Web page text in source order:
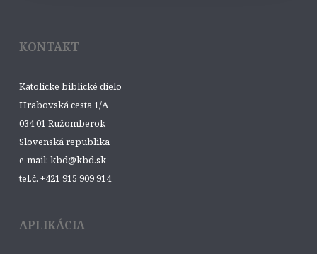
KONTAKT
Katolícke biblické dielo
Hrabovská cesta 1/A
034 01 Ružomberok
Slovenská republika
e-mail: kbd@kbd.sk
tel.č. +421 915 909 914
APLIKÁCIA